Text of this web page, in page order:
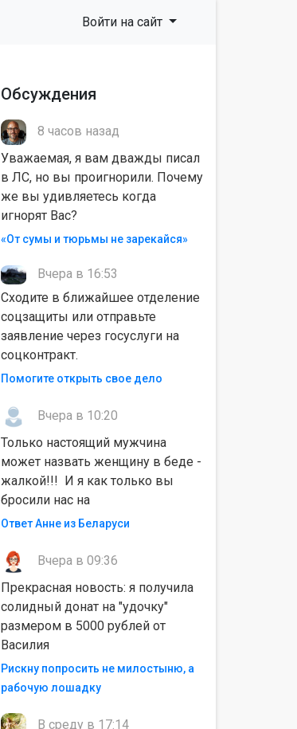
Войти на сайт
Обсуждения
8 часов назад
Уважаемая, я вам дважды писал
в ЛС, но вы проигнорили. Почему
же вы удивляетесь когда
игнорят Вас?
«От сумы и тюрьмы не зарекайся»
Вчера в 16:53
Сходите в ближайшее отделение
соцзащиты или отправьте
заявление через госуслуги на
соцконтракт.
Помогите открыть свое дело
Вчера в 10:20
Только настоящий мужчина
может назвать женщину в беде -
жалкой!!! И я как только вы
бросили нас на
Ответ Анне из Беларуси
Вчера в 09:36
Прекрасная новость: я получила
солидный донат на "удочку"
размером в 5000 рублей от
Василия
Рискну попросить не милостыню, а
рабочую лошадку
В среду в 17:14